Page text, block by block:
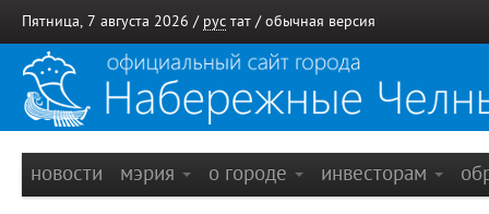
Пятница, 7 августа 2026 / рус тат / обычная версия
новости мэрия о городе инвесторам